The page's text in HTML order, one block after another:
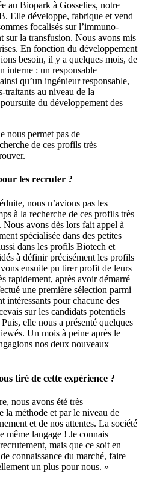
au Biopark à Gosselies, notre
Elle développe, fabrique et vend
focalisés sur l’immuno-
sur la transfusion. Nous avons mis
En fonction du développement
besoin, il y a quelques mois, de
interne : un responsable
qu’un ingénieur responsable,
traitants au niveau de la
du développement des
nous permet pas de
de ces profils très
les recruter ?
nous n’avions pas les
à la recherche de ces profils très
avons dès lors fait appel à
spécialisée dans des petites
dans les profils Biotech et
à définir précisément les profils
ensuite pu tirer profit de leurs
rapidement, après avoir démarré
une première sélection parmi
intéressants pour chacune des
sur les candidats potentiels
elle nous a présenté quelques
Un mois à peine après le
nos deux nouveaux
tiré de cette expérience ?
nous avons été très
la méthode et par le niveau de
et de nos attentes. La société
même langage ! Je connais
mais que ce soit en
connaissance du marché, faire
un plus pour nous. »